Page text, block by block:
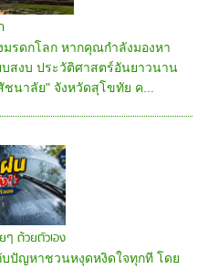
รดกโลก หากคุณกำลังมองหา
บสงบ ประวัติศาสตร์อันยาวนาน
นาลัย" จังหวัดสุโขทัย ค...
ด้วยตัวเอง
ปัญหาชวนหงุดหงิดใจทุกที โดย